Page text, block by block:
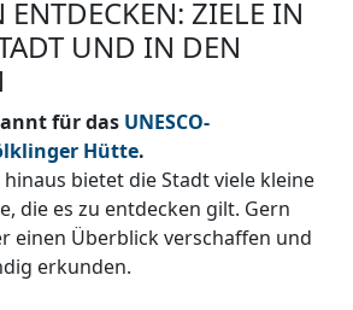
ZIELE IN
UND IN DEN
für das UNESCO-
Hütte.
bietet die Stadt viele kleine
die es zu entdecken gilt. Gern
einen Überblick verschaffen und
erkunden.